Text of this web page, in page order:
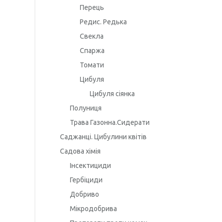
Перець
Редис. Редька
Свекла
Спаржа
Томати
Цибуля
Цибуля сіянка
Полуниця
Трава Газонна.Сидерати
Саджанці. Цибулини квітів
Садова хімія
Інсектициди
Гербіциди
Добриво
Мікродобрива